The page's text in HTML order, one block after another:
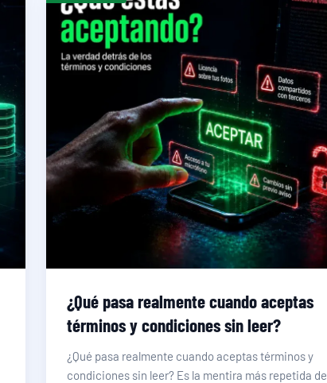
¿Qué pasa realmente cuando aceptas
términos y condiciones sin leer?
¿Qué pasa realmente cuando aceptas términos y
condiciones sin leer? Es la mentira más repetida de